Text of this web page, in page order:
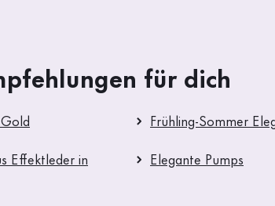
für dich
Frühling-Sommer
Effektleder in
Elegante Pumps